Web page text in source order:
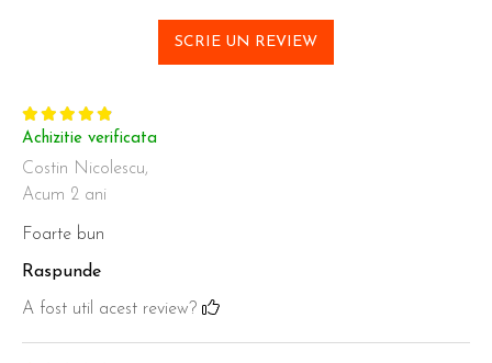
SCRIE UN REVIEW
Achizitie verificata
Costin Nicolescu,
Acum 2 ani
Foarte bun
Raspunde
A fost util acest review?